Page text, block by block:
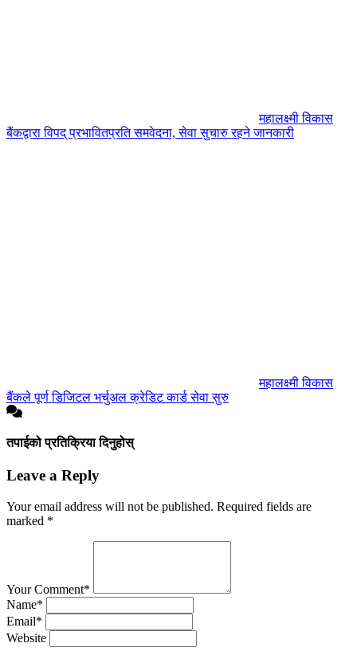
महालक्ष्मी विकास
बैंकद्वारा विपद् प्रभावितप्रति समवेदना, सेवा सुचारु रहने जानकारी
महालक्ष्मी विकास
बैंकले पूर्ण डिजिटल भर्चुअल क्रेडिट कार्ड सेवा सुरु
तपाईको प्रतिक्रिया दिनुहोस्
Leave a Reply
Your email address will not be published. Required fields are
marked *
Your Comment*
Name*
Email*
Website